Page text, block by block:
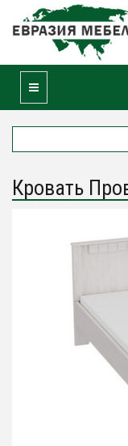
Toggle Navigation
Кровать